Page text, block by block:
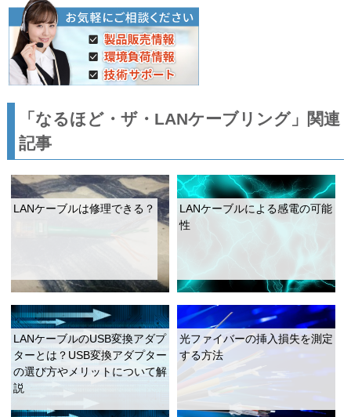
「なるほど・ザ・LANケーブリング」関連
記事
LANケーブルは修理できる？
LANケーブルによる感電の可能
性
LANケーブルのUSB変換アダプ
ターとは？USB変換アダプター
の選び方やメリットについて解
説
光ファイバーの挿入損失を測定
する方法